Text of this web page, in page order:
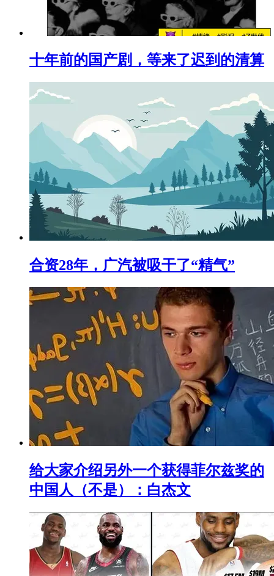
十年前的国产剧，等来了迟到的清算
合资28年，广汽被吸干了“精气”
给大家介绍另外一个获得菲尔兹奖的
中国人（不是）：白杰文